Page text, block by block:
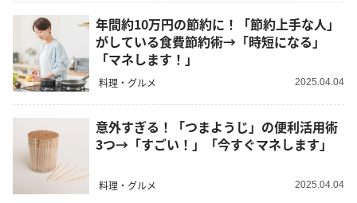
年間約10万円の節約に！「節約上手な人」
がしている食費節約術→「時短になる」
「マネします！」
料理・グルメ 2025.04.04
意外すぎる！「つまようじ」の便利活用術
3つ→「すごい！」「今すぐマネします」
料理・グルメ 2025.04.04